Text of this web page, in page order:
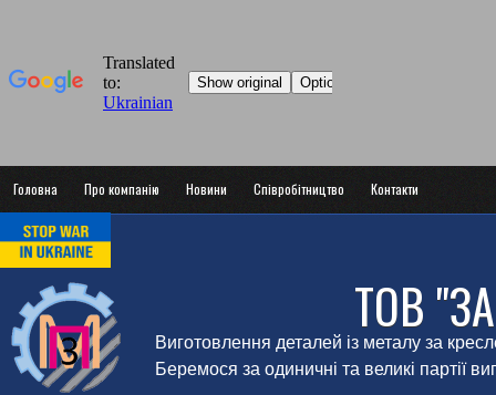
Головна Про компанію Новини Співробітництво Контакти
ТОВ
Виготовлення деталей із металу за
Беремося за одиничні та великі партії